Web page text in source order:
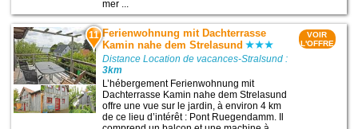
mer ...
11 Ferienwohnung mit Dachterrasse
Kamin nahe dem Strelasund
Distance Location de vacances-Stralsund :
3km
L’hébergement Ferienwohnung mit
Dachterrasse Kamin nahe dem Strelasund
offre une vue sur le jardin, à environ 4 km
de ce lieu d’intérêt : Pont Ruegendamm. Il
VOIR
L'OFFRE